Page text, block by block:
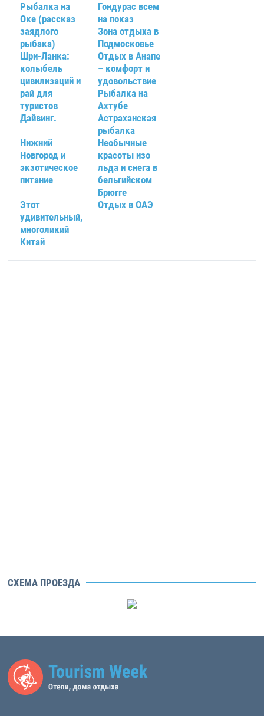
Рыбалка на
Оке (рассказ
заядлого
рыбака)
Гондурас всем
на показ
Зона отдыха в
Подмосковье
Шри-Ланка:
колыбель
цивилизаций и
рай для
туристов
Отдых в Анапе
– комфорт и
удовольствие
Рыбалка на
Ахтубе
Дайвинг.
Астраханская
рыбалка
Нижний
Новгород и
экзотическое
питание
Необычные
красоты изо
льда и снега в
бельгийском
Брюгге
Этот
удивительный,
многоликий
Китай
Отдых в ОАЭ
СХЕМА ПРОЕЗДА